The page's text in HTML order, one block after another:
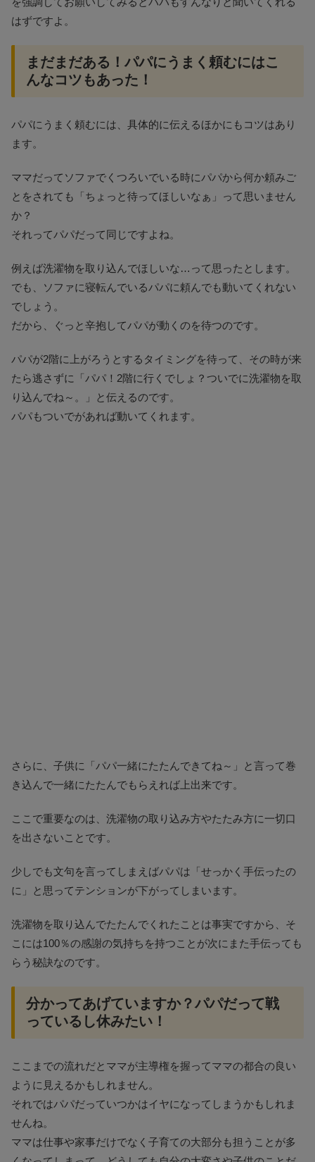
はずですよ。
まだまだある！パパにうまく頼むにはこ
んなコツもあった！
パパにうまく頼むには、具体的に伝えるほかにもコツはあり
ます。
ママだってソファでくつろいでいる時にパパから何か頼みご
とをされても「ちょっと待ってほしいなぁ」って思いません
か？
それってパパだって同じですよね。
例えば洗濯物を取り込んでほしいな…って思ったとします。
でも、ソファに寝転んでいるパパに頼んでも動いてくれない
でしょう。
だから、ぐっと辛抱してパパが動くのを待つのです。
パパが2階に上がろうとするタイミングを待って、その時が来
たら逃さずに「パパ！2階に行くでしょ？ついでに洗濯物を取
り込んでね～。」と伝えるのです。
パパもついでがあれば動いてくれます。
さらに、子供に「パパ一緒にたたんできてね～」と言って巻
き込んで一緒にたたんでもらえれば上出来です。
ここで重要なのは、洗濯物の取り込み方やたたみ方に一切口
を出さないことです。
少しでも文句を言ってしまえばパパは「せっかく手伝ったの
に」と思ってテンションが下がってしまいます。
洗濯物を取り込んでたたんでくれたことは事実ですから、そ
こには100％の感謝の気持ちを持つことが次にまた手伝っても
らう秘訣なのです。
分かってあげていますか？パパだって戦
っているし休みたい！
ここまでの流れだとママが主導権を握ってママの都合の良い
ように見えるかもしれません。
それではパパだっていつかはイヤになってしまうかもしれま
せんね。
ママは仕事や家事だけでなく子育ての大部分も担うことが多